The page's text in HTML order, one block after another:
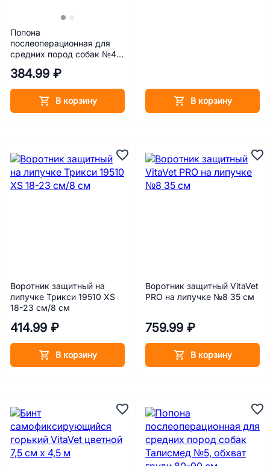
Попона
послеоперационная для
средних пород собак №4,
384.99 ₽
В корзину В корзину
Воротник защитный на
липучке Трикси 19510 XS
18-23 см/8 см
414.99 ₽
В корзину
Воротник защитный VitaVet
PRO на липучке №8 35 см
759.99 ₽
В корзину